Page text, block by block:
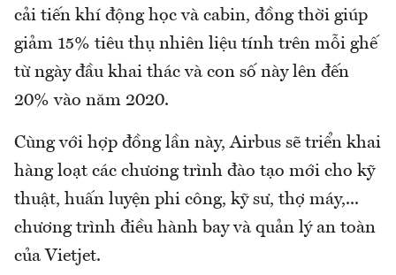
cải tiến khí động học và cabin, đồng thời giúp
giảm 15% tiêu thụ nhiên liệu tính trên mỗi ghế
từ ngày đầu khai thác và con số này lên đến
20% vào năm 2020.
Cùng với hợp đồng lần này, Airbus sẽ triển khai
hàng loạt các chương trình đào tạo mới cho kỹ
thuật, huấn luyện phi công, kỹ sư, thợ máy,...
chương trình điều hành bay và quản lý an toàn
của Vietjet.